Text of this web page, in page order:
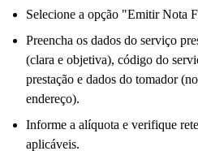
Selecione a opção "Emitir Nota
Preencha os dados do serviço
(clara e objetiva), código do
prestação e dados do tomador
endereço).
Informe a alíquota e verifique
aplicáveis.